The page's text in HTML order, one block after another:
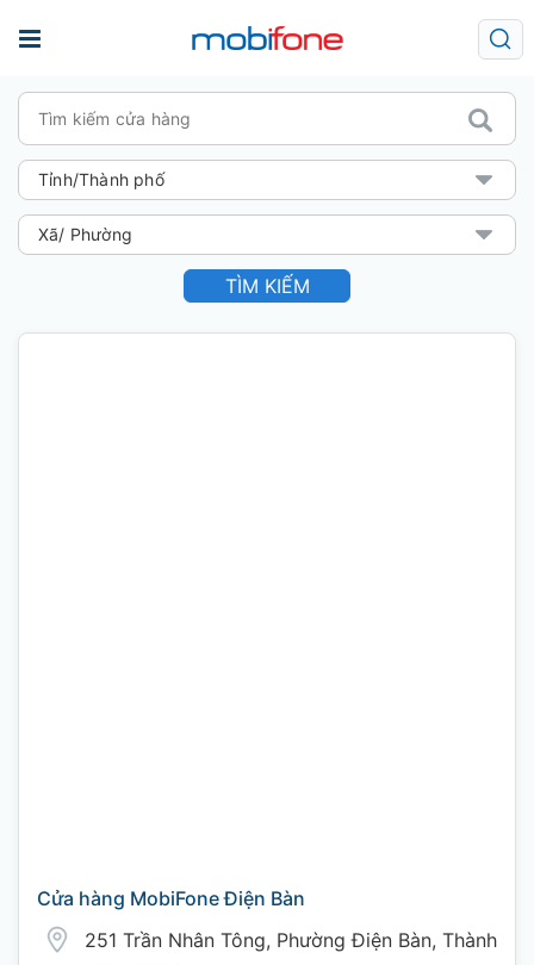
TÌM KIẾM
Cửa hàng MobiFone Điện Bàn
251 Trần Nhân Tông, Phường Điện Bàn, Thành